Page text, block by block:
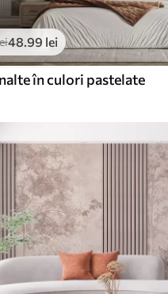
48.99 lei
în culori pastelate